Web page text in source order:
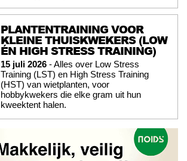
PLANTENTRAINING VOOR
KLEINE THUISKWEKERS (LOW
ÉN HIGH STRESS TRAINING)
15 juli 2026 - Alles over Low Stress
Training (LST) en High Stress Training
(HST) van wietplanten, voor
hobbykwekers die elke gram uit hun
kweektent halen.